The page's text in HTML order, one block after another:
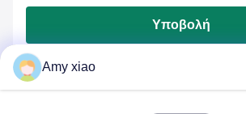
Υποβολή
Amy xiao